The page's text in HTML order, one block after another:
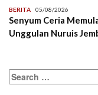
BERITA 05/08/2026
Senyum Ceria
Unggulan Nuruis
Search
for: